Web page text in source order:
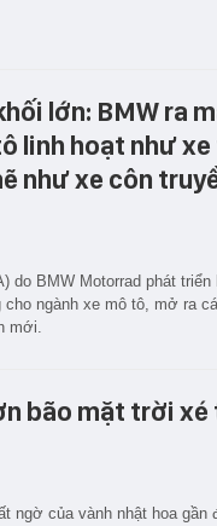
lớn: BMW ra
linh hoạt như xe
như xe côn
do BMW Motorrad phát triển
cho ngành xe mô tô, mở ra
mới.
bão mặt trời xé
ngờ của vành nhật hoa gần